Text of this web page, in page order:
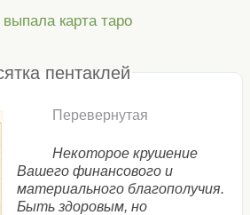
карта таро
пентаклей
Перевернутая
Некоторое крушение
Вашего финансового и
материального благополучия.
Быть здоровым, но